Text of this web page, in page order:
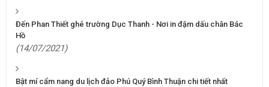
Đến Phan Thiết ghé trường Dục Thanh - Nơi in đậm dấu chân Bác
Hồ
(14/07/2021)
Bật mí cẩm nang du lịch đảo Phú Quý Bình Thuận chi tiết nhất